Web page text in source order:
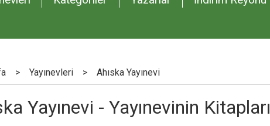
> Yayınevleri > Ahıska Yayınevi
Yayınevi - Yayınevinin Kitapları